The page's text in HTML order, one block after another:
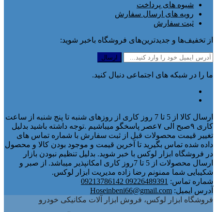
شیوه های پرداخت
رویه های ارسال سفارش
ثبت سفارش
از تخفیف‌ها و جدیدترین‌های فروشگاه باخبر شوید:
ما را در شبکه های اجتماعی دنبال کنید.
ارسال کالا از 5 تا 7 روز کاری از روزهای شنبه تا پنج شنبه از ساعت
کاری ۹صبح الی ۷عصر پاسخگو میباشیم .توجه داشته باشید بدلیل
تغییر قیمت محصولات قبل از ثبت سفارش با شماره تماس های
داده شده تماس بگیرید تا آخرین قیمت و موجود بودن کالا و محصول
در فروشگاه ابزار لوکس با خبر شوید. بدلیل تنظیم نبودن بازار
ارسال محصولات از 5 تا 7روز کاری امکانپذیر میباشد. از صبر و
شکیبایی شما ممنونم رضا زاده مدیریت ابزار لوکس.
شماره تماس: 09226489391 09213786142
آدرس ایمیل: Hoseinbeni66@gmail.com
فروشگاه ابزار لوکس، فروش ابزار آلات مکانیکی خودرو